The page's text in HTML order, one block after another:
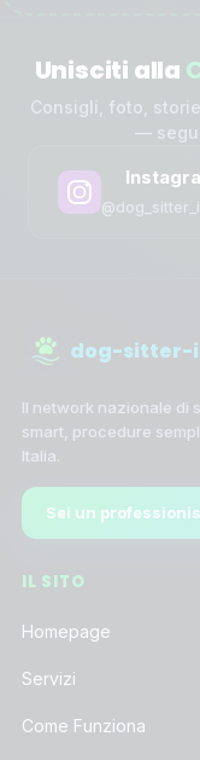
Unisciti alla
Consigli, foto,
—
dog-sitter-
Il network nazionale di
smart, procedure
Italia.
Sei un
IL SITO
Homepage
Servizi
Come Funziona